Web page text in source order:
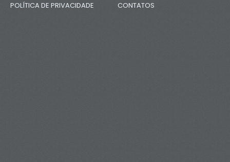
POLÍTICA DE PRIVACIDADE
CONTATOS